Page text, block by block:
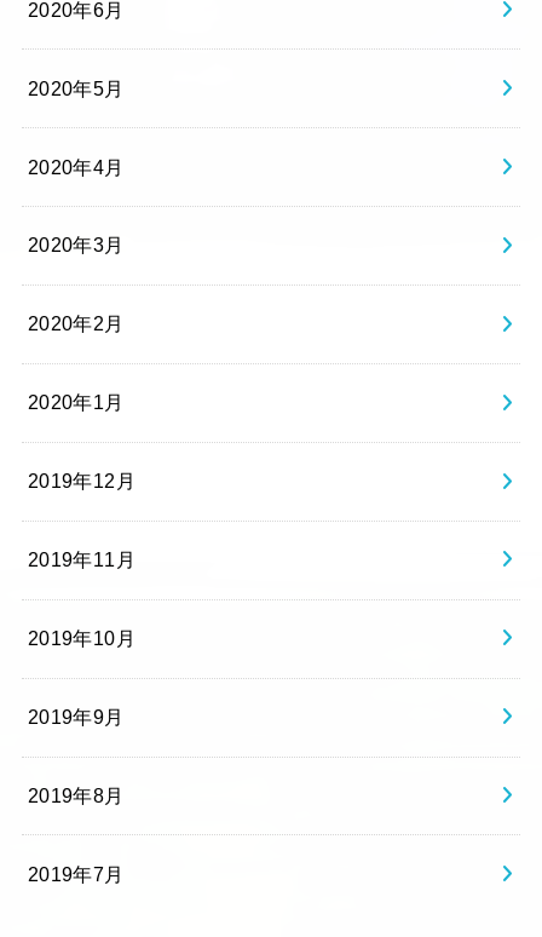
2020年6月
2020年5月
2020年4月
2020年3月
2020年2月
2020年1月
2019年12月
2019年11月
2019年10月
2019年9月
2019年8月
2019年7月